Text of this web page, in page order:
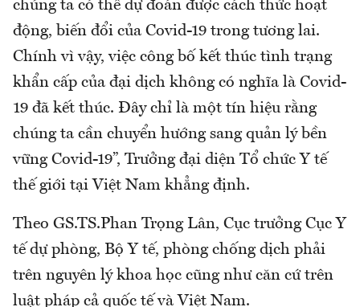
chúng ta có thể dự đoán được cách thức hoạt
động, biến đổi của Covid-19 trong tương lai.
Chính vì vậy, việc công bố kết thúc tình trạng
khẩn cấp của đại dịch không có nghĩa là Covid-
19 đã kết thúc. Đây chỉ là một tín hiệu rằng
chúng ta cần chuyển hướng sang quản lý bền
vững Covid-19”, Trưởng đại diện Tổ chức Y tế
thế giới tại Việt Nam khẳng định.
Theo GS.TS.Phan Trọng Lân, Cục trưởng Cục Y
tế dự phòng, Bộ Y tế, phòng chống dịch phải
trên nguyên lý khoa học cũng như căn cứ trên
luật pháp cả quốc tế và Việt Nam.